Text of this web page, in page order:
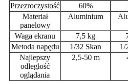
Przezroczystość
60%
Materiał
panelowy
Aluminium
Waga ekranu 7,5 kg
Metoda napędu
1/32 Skan 1/
Najlepszy
odległość
oglądania
2,5-50 m